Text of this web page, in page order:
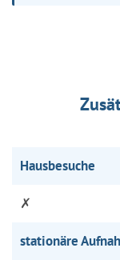
Hausbesuche
✗
stationäre